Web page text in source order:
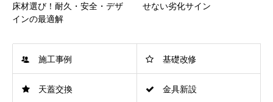
床材選び！耐久・安全・デザ
インの最適解
せない劣化サイン
施工事例 基礎改修
天蓋交換 金具新設